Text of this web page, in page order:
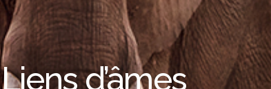
Liens d’âmes